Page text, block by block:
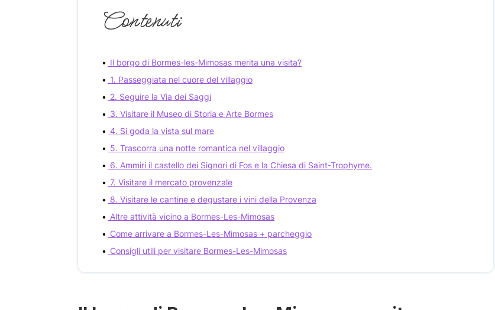
Contenuti
Il borgo di Bormes-les-Mimosas merita una visita?
1. Passeggiata nel cuore del villaggio
2. Seguire la Via dei Saggi
3. Visitare il Museo di Storia e Arte Bormes
4. Si goda la vista sul mare
5. Trascorra una notte romantica nel villaggio
6. Ammiri il castello dei Signori di Fos e la Chiesa di Saint-Trophyme.
7. Visitare il mercato provenzale
8. Visitare le cantine e degustare i vini della Provenza
Altre attività vicino a Bormes-Les-Mimosas
Come arrivare a Bormes-Les-Mimosas + parcheggio
Consigli utili per visitare Bormes-Les-Mimosas